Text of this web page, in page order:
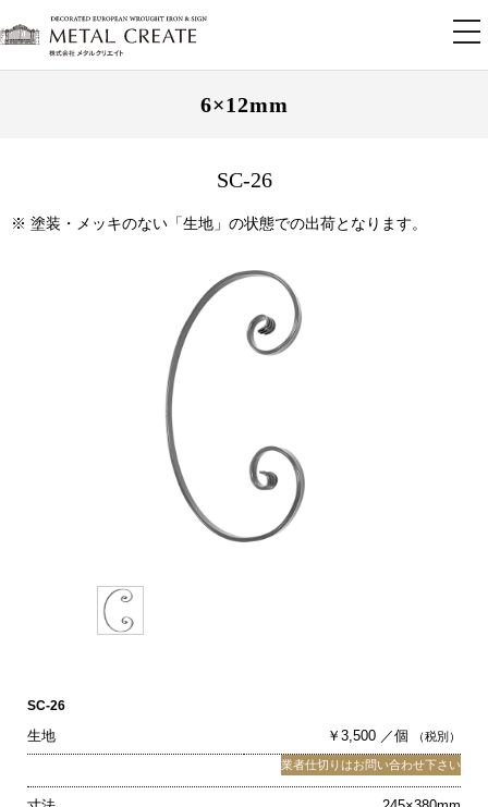
6×12mm
SC-26
※ 塗装・メッキのない「生地」の状態での出荷となります。
SC-26
生地 ￥3,500 ／個 （税別）
業者仕切りはお問い合わせ下さい